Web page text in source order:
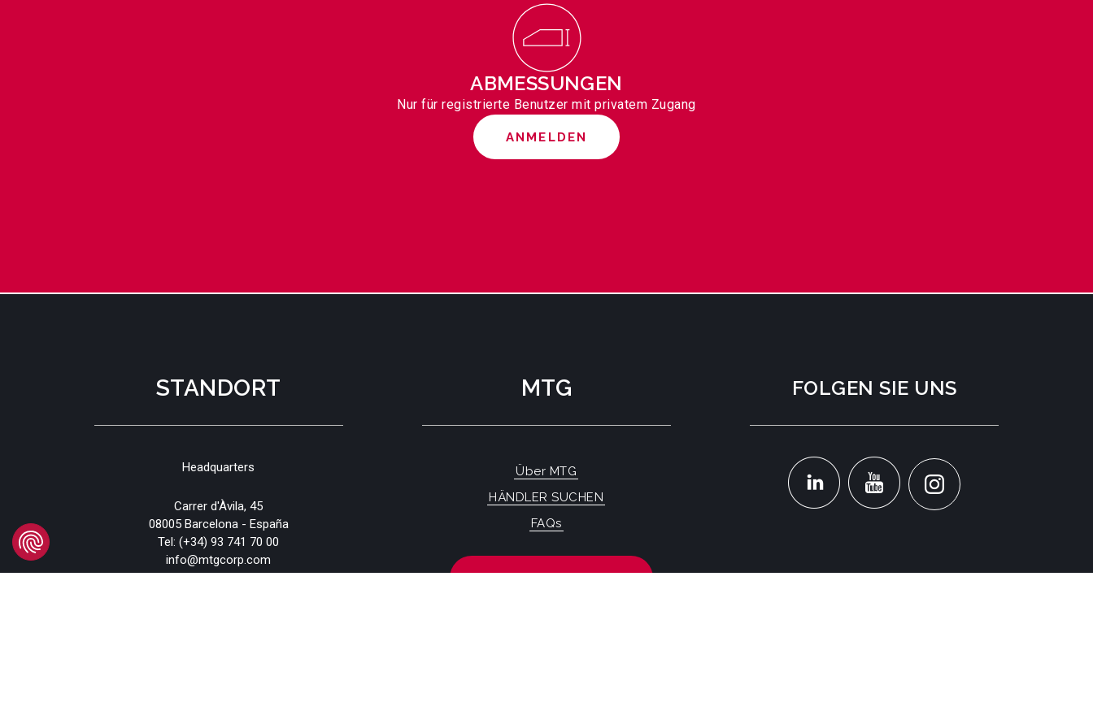
ABMESSUNGEN
Nur für registrierte Benutzer mit privatem Zugang
ANMELDEN
STANDORT
Headquarters
Carrer d'Àvila, 45
08005 Barcelona - España
Tel:(+34) 93 741 70 00
info@mtgcorp.com
MTG
Über MTG
HÄNDLER SUCHEN
FAQs
FOLGEN SIE UNS